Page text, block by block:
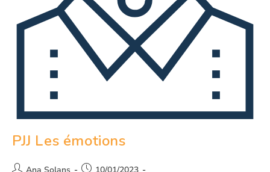
PJJ Les émotions